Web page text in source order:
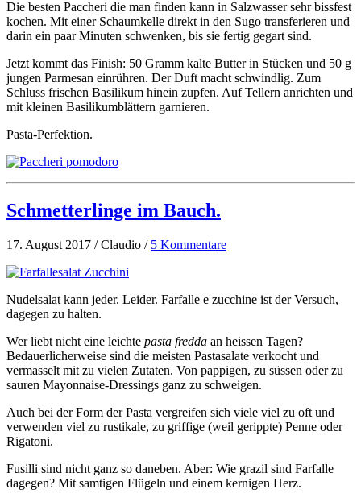
Die besten Paccheri die man finden kann in Salzwasser sehr bissfest
kochen. Mit einer Schaumkelle direkt in den Sugo transferieren und
darin ein paar Minuten schwenken, bis sie fertig gegart sind.
Jetzt kommt das Finish: 50 Gramm kalte Butter in Stücken und 50 g
jungen Parmesan einrühren. Der Duft macht schwindlig. Zum
Schluss frischen Basilikum hinein zupfen. Auf Tellern anrichten und
mit kleinen Basilikumblättern garnieren.
Pasta-Perfektion.
Schmetterlinge im Bauch.
17. August 2017 / Claudio / 5 Kommentare
Nudelsalat kann jeder. Leider. Farfalle e zucchine ist der Versuch,
dagegen zu halten.
Wer liebt nicht eine leichte pasta fredda an heissen Tagen?
Bedauerlicherweise sind die meisten Pastasalate verkocht und
vermasselt mit zu vielen Zutaten. Von pappigen, zu süssen oder zu
sauren Mayonnaise-Dressings ganz zu schweigen.
Auch bei der Form der Pasta vergreifen sich viele viel zu oft und
verwenden viel zu rustikale, zu griffige (weil gerippte) Penne oder
Rigatoni.
Fusilli sind nicht ganz so daneben. Aber: Wie grazil sind Farfalle
dagegen? Mit samtigen Flügeln und einem kernigen Herz.